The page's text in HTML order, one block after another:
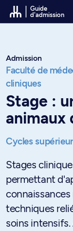
Passer au contenu
Guide
d'admission
Admission
Faculté de
cliniques
Stage :
animaux
Cycles
Stages
permettant
techniques
soins